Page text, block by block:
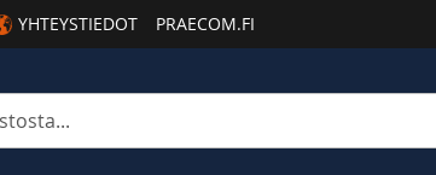
YHTEYSTIEDOT PRAECOM.FI